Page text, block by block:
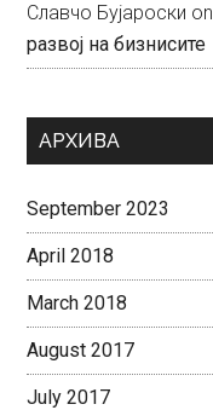
Славчо Бујароски on
развој на бизнисите
АРХИВА
September 2023
April 2018
March 2018
August 2017
July 2017